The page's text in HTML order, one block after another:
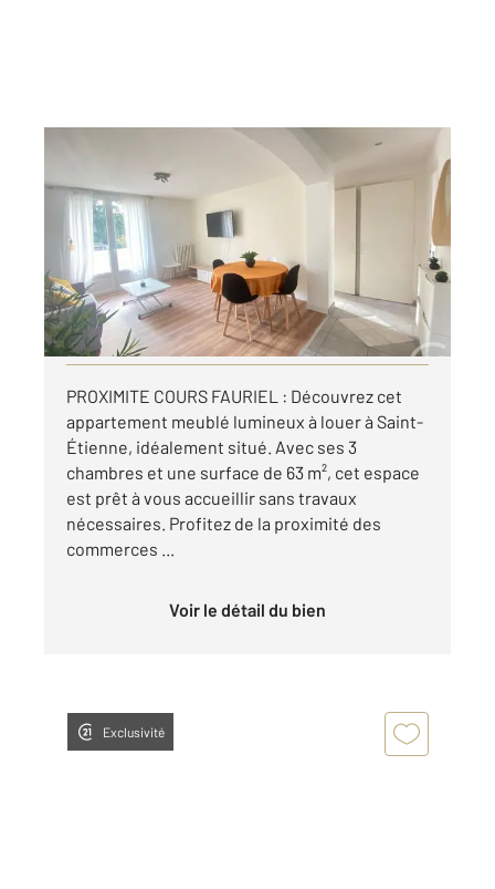
, 4 pièces
Ref : 3608
Appartement T4 à louer
735 €
par mois charges comprises
Visiter le site dédié
PROXIMITE COURS FAURIEL : Découvrez cet
appartement meublé lumineux à louer à Saint-
Étienne, idéalement situé. Avec ses 3
chambres et une surface de 63 m², cet espace
est prêt à vous accueillir sans travaux
nécessaires. Profitez de la proximité des
commerces ...
Voir le détail du bien
Exclusivité